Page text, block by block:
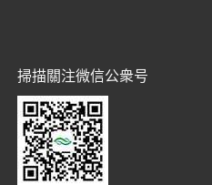
掃描關注微信公衆号